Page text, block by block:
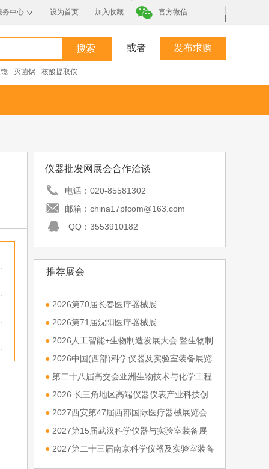
务中心 设为首页 加入收藏 官方微信
灭菌锅 核酸提取仪
或者 发布求购
仪器批发网展会合作洽谈
电话： 020-85581302
邮箱： china17pfcom@163.com
QQ： 3553910182
推荐展会
● 2026第70届长春医疗器械展
● 2026第71届沈阳医疗器械展
● 2026人工智能+生物制造发展大会 暨生物制
造与高端装备产业链博览会
● 2026中国(西部)科学仪器及实验室装备展览
会
● 第二十八届高交会亚洲生物技术与化学工程
展览会
● 2026 长三角地区高端仪器仪表产业科技创
新发展大会
● 2027西安第47届西部国际医疗器械展览会
● 2027第15届武汉科学仪器与实验室装备展
览会
● 2027第二十三届南京科学仪器及实验室装备
展览会